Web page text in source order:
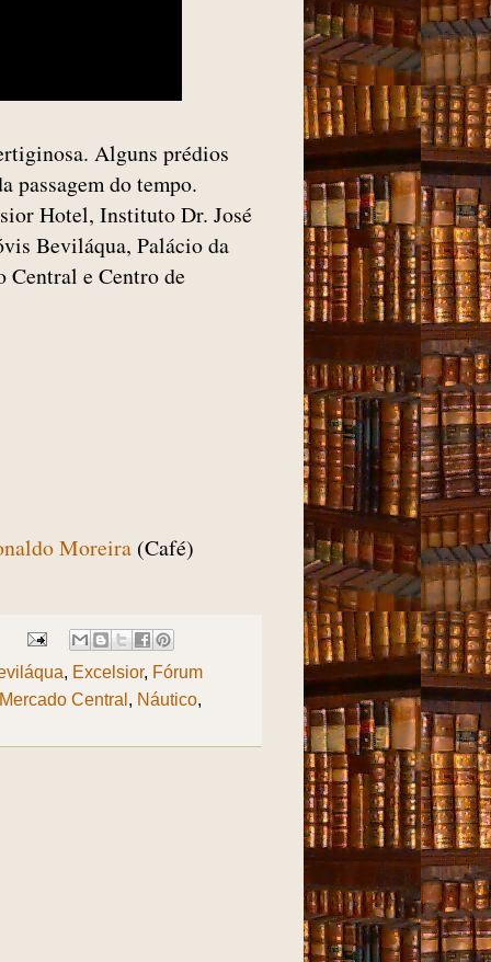
Alguns prédios
passagem do tempo.
Hotel, Instituto Dr. José
Beviláqua, Palácio da
e Centro de
Moreira (Café)
, Excelsior, Fórum
Mercado Central, Náutico,